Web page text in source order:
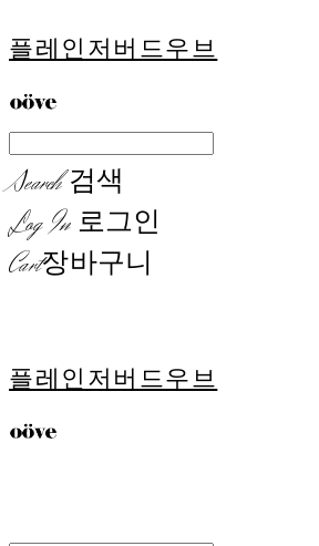
플레인저버드우브
Search검색
Log In 로그인
Cart장바구니
플레인저버드우브